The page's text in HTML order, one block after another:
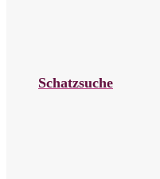
Schatzsuche